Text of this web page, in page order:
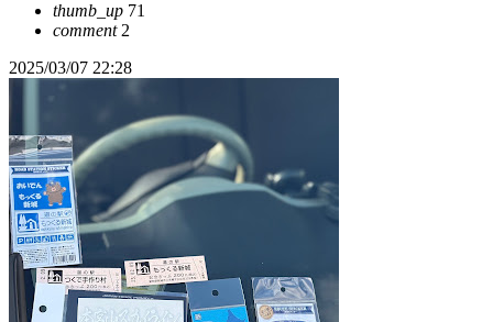
thumb_up 71
comment2
2025/03/07 22:28